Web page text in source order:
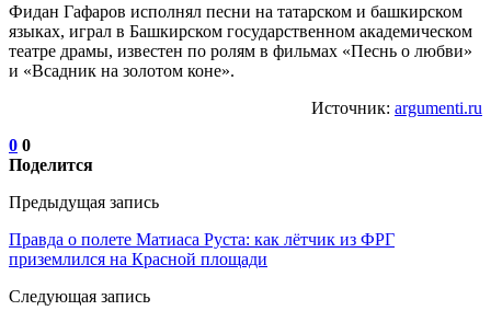
Фидан Гафаров исполнял песни на татарском и башкирском
языках, играл в Башкирском государственном академическом
театре драмы, известен по ролям в фильмах «Песнь о любви»
и «Всадник на золотом коне».
Источник: argumenti.ru
0 0
Поделится
Предыдущая запись
Правда о полете Матиаса Руста: как лётчик из ФРГ
приземлился на Красной площади
Следующая запись